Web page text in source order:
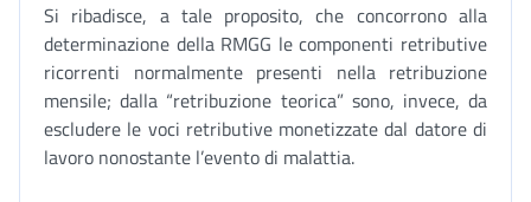
Si ribadisce, a tale proposito, che concorrono alla
determinazione della RMGG le componenti retributive
ricorrenti normalmente presenti nella retribuzione
mensile; dalla “retribuzione teorica” sono, invece, da
escludere le voci retributive monetizzate dal datore di
lavoro nonostante l’evento di malattia.